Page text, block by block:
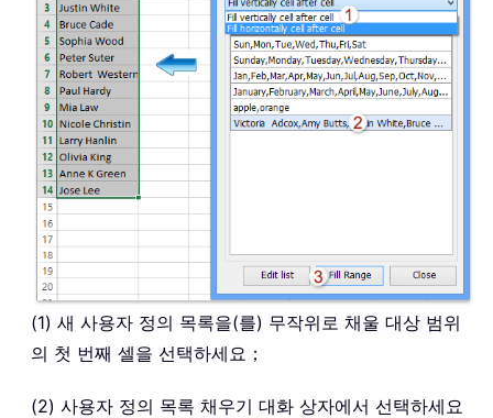
(1) 새 사용자 정의 목록을(를) 무작위로 채울 대상 범위
의 첫 번째 셀을 선택하세요；
(2) 사용자 정의 목록 채우기 대화 상자에서 선택하세요